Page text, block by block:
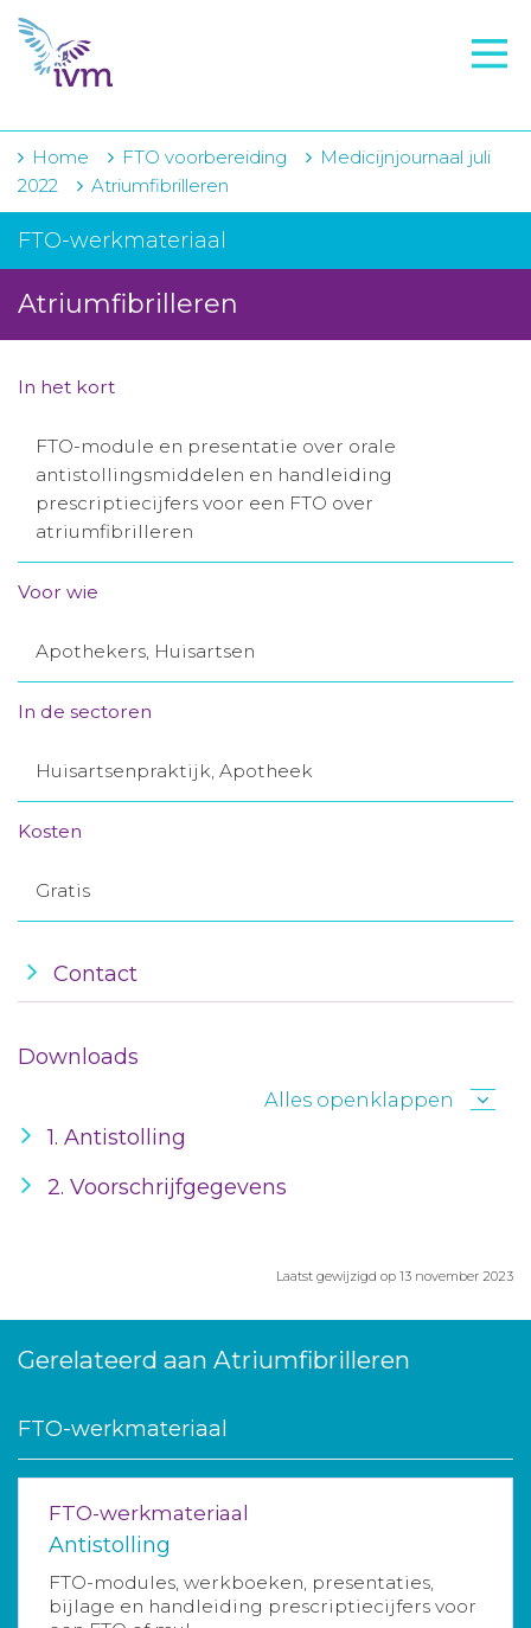
VMI
FTO voorbereiding
IVM-academie
Zorginstellingen
Voorschrijfgedrag
Projecten
Contact
Winkelwagentje
Aanmelden nieuwsbrief
Toegang leeromgeving
Home FTO voorbereiding
Medicijnjournaal juli
2022
Atriumfibrilleren
FTO-werkmateriaal
Atriumfibrilleren
In het kort
FTO-module en presentatie over orale
antistollingsmiddelen en handleiding
prescriptiecijfers voor een FTO over
atriumfibrilleren
Voor wie
Apothekers, Huisartsen
In de sectoren
Huisartsenpraktijk, Apotheek
Kosten
Gratis
Contact
Downloads
Alles openklappen
1. Antistolling
2. Voorschrijfgegevens
Laatst gewijzigd op 13 november 2023
Gerelateerd aan Atriumfibrilleren
FTO-werkmateriaal
FTO-werkmateriaal
Antistolling
FTO-modules, werkboeken, presentaties,
bijlage en handleiding prescriptiecijfers voor